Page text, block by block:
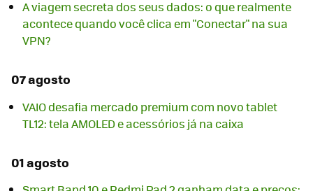
A viagem secreta dos seus dados: o que realmente
acontece quando você clica em "Conectar" na sua
VPN?
07 agosto
VAIO desafia mercado premium com novo tablet
TL12: tela AMOLED e acessórios já na caixa
01 agosto